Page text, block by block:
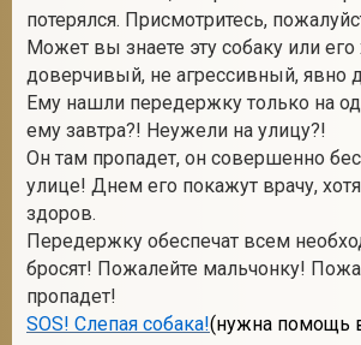
потерялся. Присмотритесь,
Может вы знаете эту собаку или
доверчивый, не агрессивный, явно
Ему нашли передержку только на
ему завтра?! Неужели на улицу?!
Он там пропадет, он совершенно
улице! Днем его покажут врачу,
здоров.
Передержку обеспечат всем
бросят! Пожалейте мальчонку!
пропадет!
SOS! Слепая собака!(нужна помощь